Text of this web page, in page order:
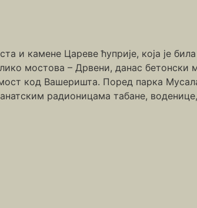
и камене Цареве ћуприје, која је
мостова – Дрвени, данас бетонски
код Вашеришта. Поред парка
радионицама табане,